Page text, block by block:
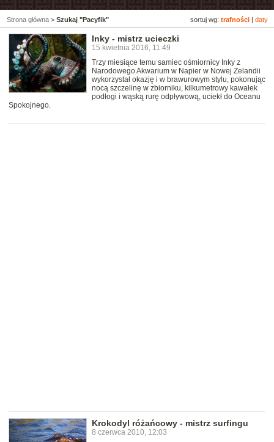
sortuj wg: trafności daty
Strona główna > Szukaj "Pacyfik"
Inky - mistrz ucieczki
15 kwietnia 2016, 11:49
Trzy miesiące temu samiec ośmiornicy Inky z
Narodowego Akwarium w Napier w Nowej Zelandii
wykorzystał okazję i w brawurowym stylu, pokonując
nocą szczelinę w zbiorniku, kilkumetrowy kawałek
podłogi i wąską rurę odpływową, uciekł do Oceanu
Spokojnego.
Krokodyl różańcowy - mistrz surfingu
8 czerwca 2010, 12:03